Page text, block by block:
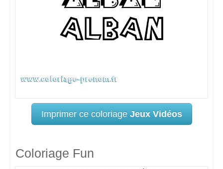
Imprimer ce coloriage Jeux Vidéos
Coloriage Fun